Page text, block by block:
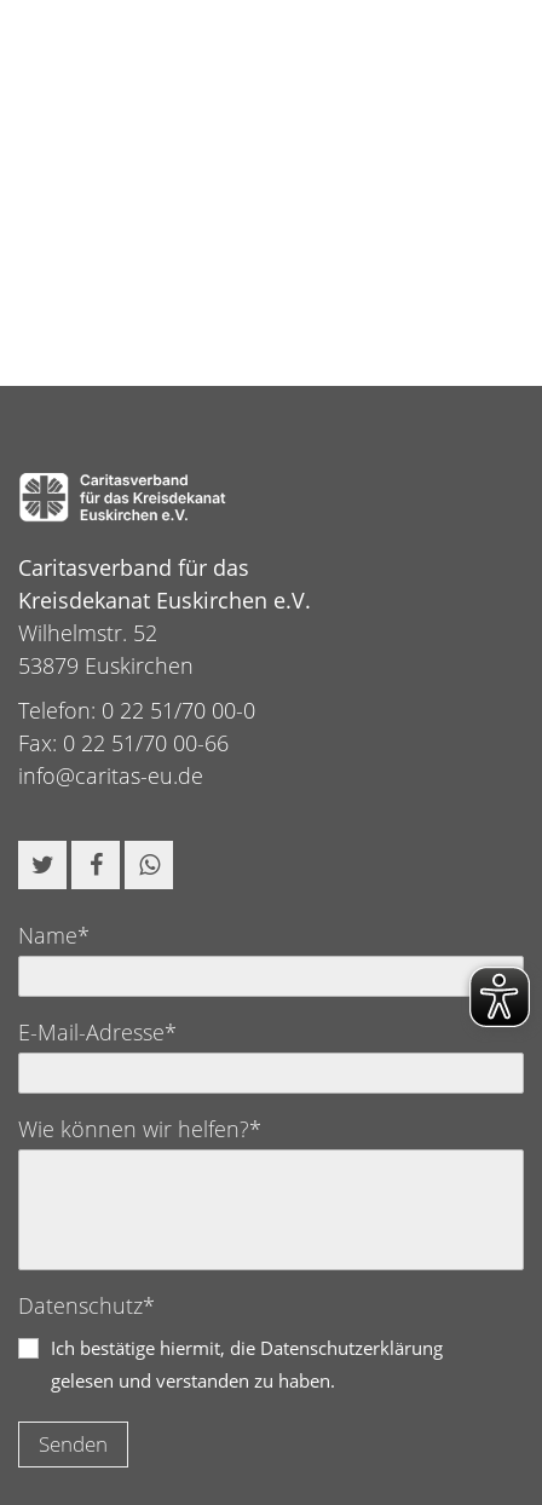
Caritasverband für das
Kreisdekanat Euskirchen e.V.
Wilhelmstr. 52
53879 Euskirchen
Telefon: 0 22 51/70 00-0
Fax: 0 22 51/70 00-66
info@caritas-eu.de
Name*
E-Mail-Adresse*
Wie können wir helfen?*
Datenschutz*
Ich bestätige hiermit, die Datenschutzerklärung
gelesen und verstanden zu haben.